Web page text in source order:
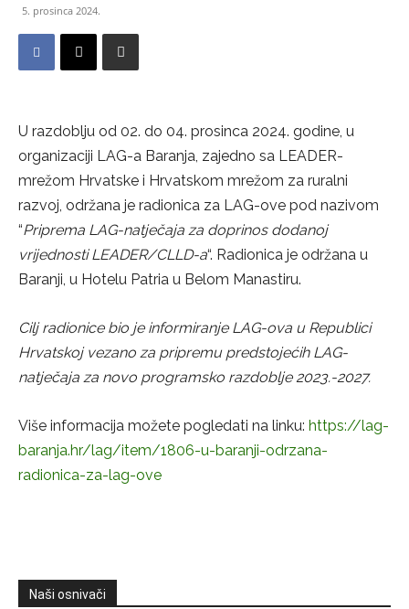
5. prosinca 2024.
U razdoblju od 02. do 04. prosinca 2024. godine, u
organizaciji LAG-a Baranja, zajedno sa LEADER-
mrežom Hrvatske i Hrvatskom mrežom za ruralni
razvoj, održana je radionica za LAG-ove pod nazivom
“Priprema LAG-natječaja za doprinos dodanoj
vrijednosti LEADER/CLLD-a“. Radionica je održana u
Baranji, u Hotelu Patria u Belom Manastiru.
Cilj radionice bio je informiranje LAG-ova u Republici
Hrvatskoj vezano za pripremu predstojećih LAG-
natječaja za novo programsko razdoblje 2023.-2027.
Više informacija možete pogledati na linku: https://lag-
baranja.hr/lag/item/1806-u-baranji-odrzana-
radionica-za-lag-ove
Naši osnivači